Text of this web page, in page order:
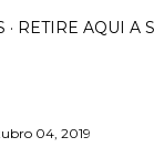
RETIRE AQUI A
04, 2019